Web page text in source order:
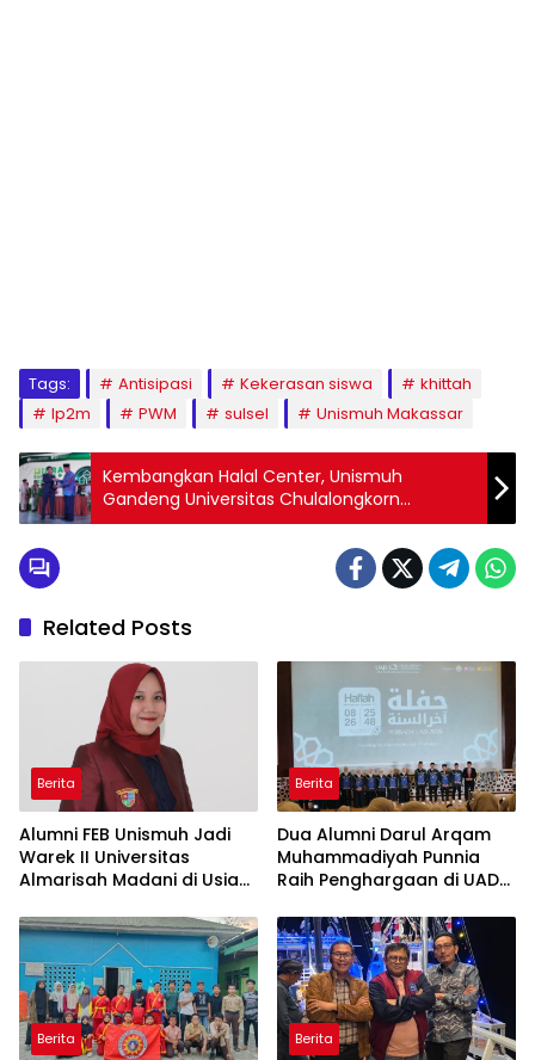
Tags: Antisipasi Kekerasan siswa
khittah
lp2m
PWM sulsel Unismuh Makassar
Kembangkan Halal Center, Unismuh
Gandeng Universitas Chulalongkorn
Thailand
Related Posts
Berita
Alumni FEB Unismuh Jadi
Warek II Universitas
Almarisah Madani di Usia
Berita
Dua Alumni Darul Arqam
Muhammadiyah Punnia
Raih Penghargaan di UAD
Berita Berita